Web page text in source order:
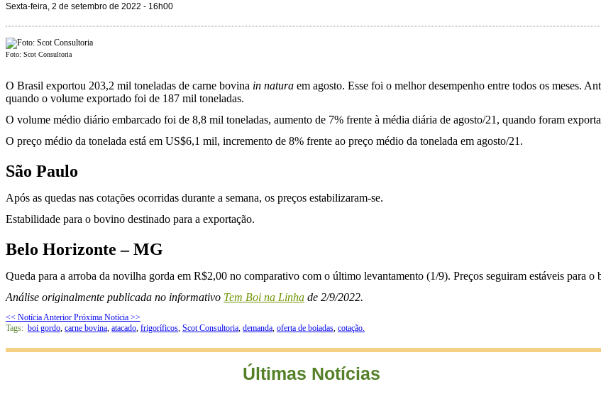
Sexta-feira, 2 de setembro de 2022 - 16h00
Foto: Scot Consultoria
O Brasil exportou 203,2 mil toneladas de carne bovina in natura em agosto. Esse foi o melhor desempenho entre todos os meses.
quando o volume exportado foi de 187 mil toneladas.
O volume médio diário embarcado foi de 8,8 mil toneladas, aumento de 7% frente à média diária de agosto/21, quando foram
O preço médio da tonelada está em US$6,1 mil, incremento de 8% frente ao preço médio da tonelada em agosto/21.
São Paulo
Após as quedas nas cotações ocorridas durante a semana, os preços estabilizaram-se.
Estabilidade para o bovino destinado para a exportação.
Belo Horizonte – MG
Queda para a arroba da novilha gorda em R$2,00 no comparativo com o último levantamento (1/9). Preços seguiram estáveis para o
Análise originalmente publicada no informativo Tem Boi na Linha de 2/9/2022.
<< Notícia Anterior Próxima Notícia >>
Tags: boi gordo carne bovina atacado frigoríficos Scot Consultoria demanda oferta de boiadas cotação.
Últimas Notícias